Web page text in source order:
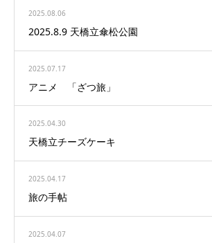
2025.08.06
2025.8.9 天橋立傘松公園
2025.07.17
アニメ 「ざつ旅」
2025.04.30
天橋立チーズケーキ
2025.04.17
旅の手帖
2025.04.07